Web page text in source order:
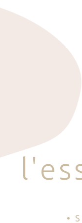
l 'es
•